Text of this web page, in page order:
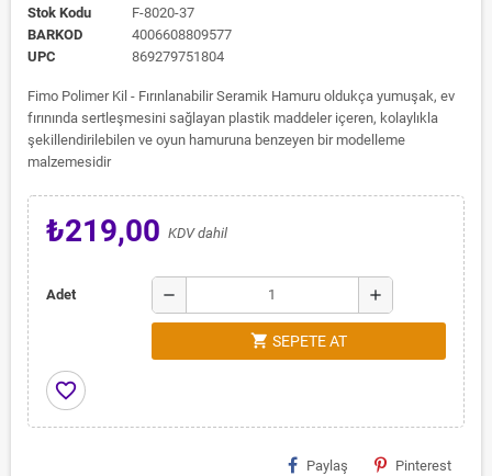
Stok Kodu
F-8020-37
BARKOD
4006608809577
UPC
869279751804
Fimo Polimer Kil - Fırınlanabilir Seramik Hamuru oldukça yumuşak, ev
fırınında sertleşmesini sağlayan plastik maddeler içeren, kolaylıkla
şekillendirilebilen ve oyun hamuruna benzeyen bir modelleme
malzemesidir
₺219,00 KDV dahil
Adet remove add
shopping_cart SEPETE AT
favorite_border
Paylaş Pinterest